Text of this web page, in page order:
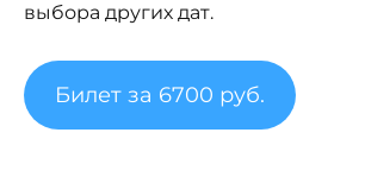
выбора других дат.
Билет за 6700 руб.